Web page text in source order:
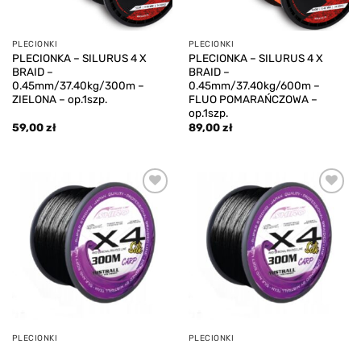
PLECIONKI
PLECIONKA – SILURUS 4 X
BRAID –
0.45mm/37.40kg/300m –
ZIELONA – op.1szp.
59,00zł
PLECIONKI
PLECIONKA – SILURUS 4 X
BRAID –
0.45mm/37.40kg/600m –
FLUO POMARAŃCZOWA –
op.1szp.
89,00zł
Add to
wishlist
PLECIONKI
Add to
wishlist
PLECIONKI